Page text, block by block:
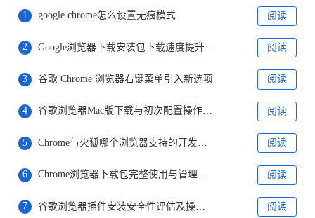
1 google chrome怎么设置无痕模式 阅读
2 Google浏览器下载安装包下载速度提升工具推荐 阅读
3 谷歌 Chrome 浏览器右键菜单引入新选项 阅读
4 谷歌浏览器Mac版下载与初次配置操作流程 阅读
5 阅读
6 Chrome浏览器下载包完整使用与管理教程 阅读
7 谷歌浏览器插件安装安全性评估及操作建议 阅读